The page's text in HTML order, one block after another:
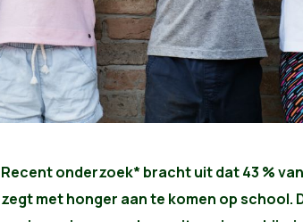
Recent onderzoek* bracht uit dat 43 %
zegt met honger aan te komen op school.